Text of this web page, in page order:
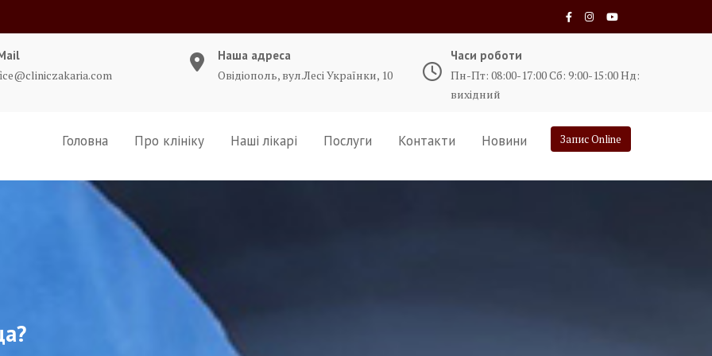
Наша адреса
Овідіополь, вул.Лесі Українки, 10
Часи роботи
Пн-Пт: 08:00-17:00 Сб: 9:00-15:00 Нд:
вихідний
Запис Online
Головна Про клініку Наші лікарі Послуги Контакти Новини